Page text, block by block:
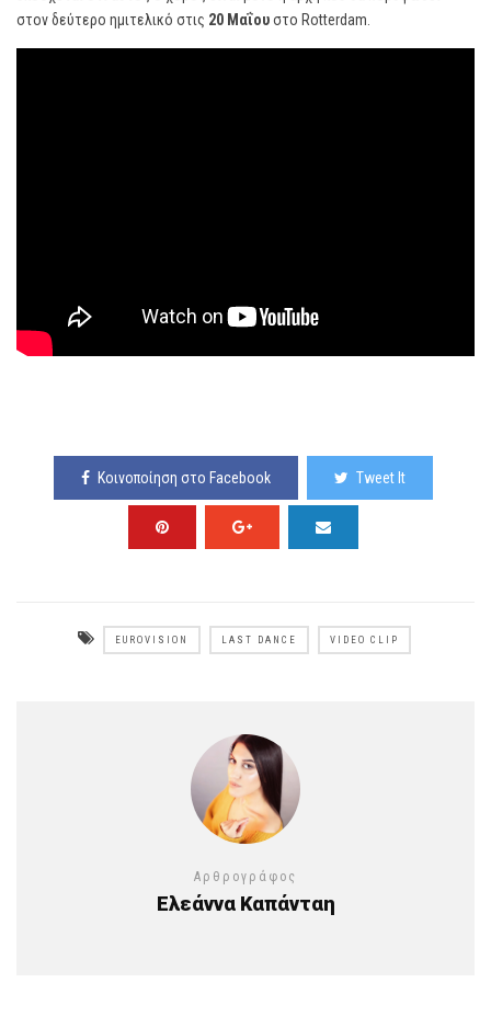
στον δεύτερο ημιτελικό στις 20 Μαΐουστο Rotterdam.
Κοινοποίηση στο Facebook Tweet It
EUROVISION LAST DANCE VIDEO CLIP
Αρθρογράφος
Ελεάννα Καπάνταη